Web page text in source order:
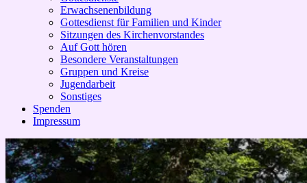
Erwachsenenbildung
Gottesdienst für Familien und Kinder
Sitzungen des Kirchenvorstandes
Auf Gott hören
Besondere Veranstaltungen
Gruppen und Kreise
Jugendarbeit
Sonstiges
Spenden
Impressum